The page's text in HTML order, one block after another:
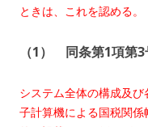
ときは、これを認める。
（1） 同条第1項第
システム全体の構成及
子計算機による国税関